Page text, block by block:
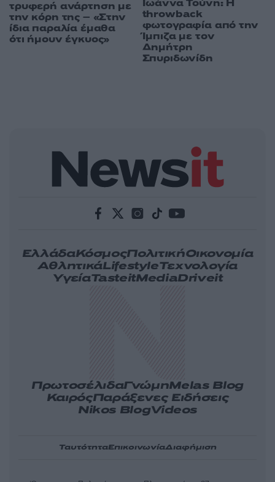
τρυφερή ανάρτηση με
την κόρη της – «Στην
ίδια παραλία έμαθα
ότι ήμουν έγκυος»
Ιωάννα Τούνη: Η
throwback
φωτογραφία από την
Ίμπιζα με τον
Δημήτρη
Σπυριδωνίδη
ΕλλάδαΚόσμοςΠολιτικήΟικονομία
ΑθλητικάLifestyleΤεχνολογία
ΥγείαTasteitMediaDriveit
ΠρωτοσέλιδαΓνώμηMelas Blog
ΚαιρόςΠαράξενες Ειδήσεις
Nikos BlogVideos
ΤαυτότηταΕπικοινωνίαΔιαφήμιση